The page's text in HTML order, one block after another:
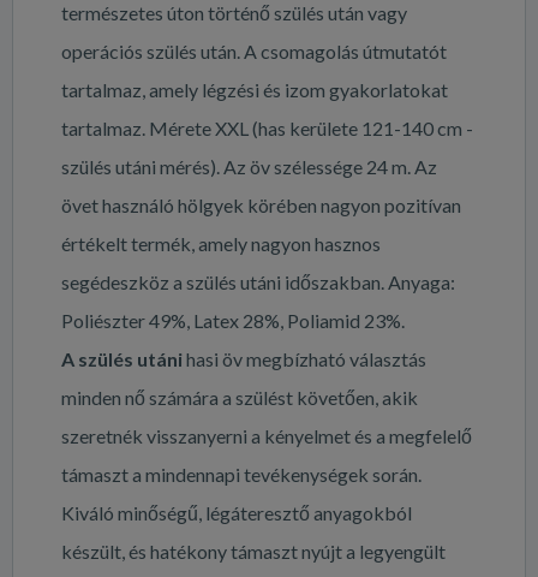
természetes úton történő szülés után vagy
operációs szülés után. A csomagolás útmutatót
tartalmaz, amely légzési és izom gyakorlatokat
tartalmaz. Mérete XXL (has kerülete 121-140 cm -
szülés utáni mérés). Az öv szélessége 24 m. Az
övet használó hölgyek körében nagyon pozitívan
értékelt termék, amely nagyon hasznos
segédeszköz a szülés utáni időszakban. Anyaga:
Poliészter 49%, Latex 28%, Poliamid 23%.
A szülés utánihasi öv megbízható választás
minden nő számára a szülést követően, akik
szeretnék visszanyerni a kényelmet és a megfelelő
támaszt a mindennapi tevékenységek során.
Kiváló minőségű, légáteresztő anyagokból
készült, és hatékony támaszt nyújt a legyengült